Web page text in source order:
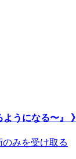
うになる〜』 》
みを受け取る